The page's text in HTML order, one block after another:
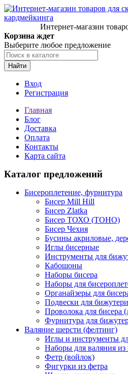
Интернет-магазин
Корзина ждет
Выберите любое предложение
Найти
Вход
Регистрация
Главная
Блог
Доставка
Оплата
Контакты
Карта сайта
Каталог предложений
Бисероплетение, фурнитура
Бисер Mill Hill
Бисер Zlatka
Бисер ТОХО (TOHO)
Бисер Чехия
Бусины акриловые,
Иглы бисерные
Инструменты для
Кабошоны
Наборы бисера
Наборы для
Органайзеры для
Подвески для
Проволока для бисера
Фурнитура для
Валяние шерсти (фелтинг)
Иглы и инструменты
Наборы для валяния из
Фетр (войлок)
Фигурки из фетра